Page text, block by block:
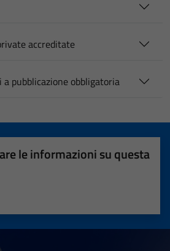
accreditate
pubblicazione obbligatoria
le informazioni su questa
5 stelle su 5
su 5
su 5
5